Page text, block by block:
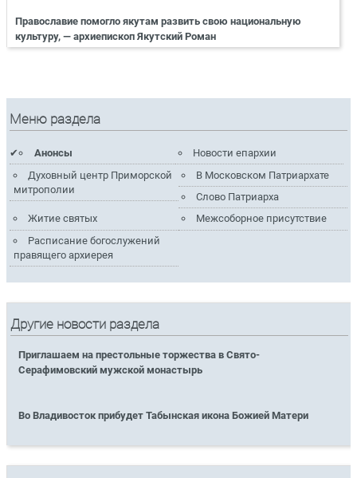
Православие помогло якутам развить свою национальную
культуру, — архиепископ Якутский Роман
Меню раздела
Анонсы
Новости епархии
Духовный центр Приморской
митрополии
В Московском Патриархате
Слово Патриарха
Житие святых
Межсоборное присутствие
Расписание богослужений
правящего архиерея
Другие новости раздела
Приглашаем на престольные торжества в Свято-
Серафимовский мужской монастырь
Во Владивосток прибудет Табынская икона Божией Матери